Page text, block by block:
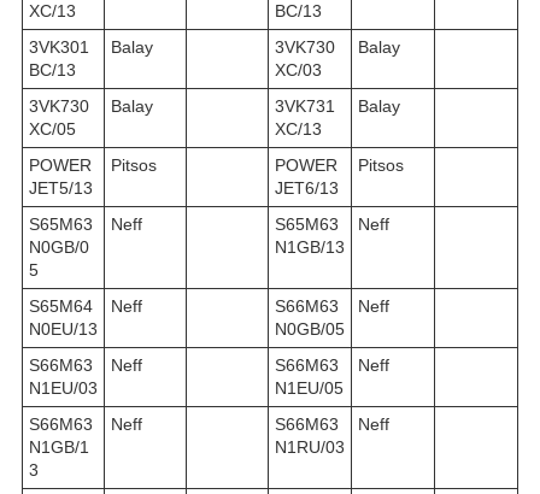
XC/13
BC/13
3VK301
BC/13
Balay
3VK730
XC/03
Balay
3VK730
XC/05
Balay
3VK731
XC/13
Balay
POWER
JET5/13
Pitsos
POWER
JET6/13
Pitsos
S65M63
N0GB/0
5
Neff
S65M63
N1GB/13
Neff
S65M64
N0EU/13
Neff
S66M63
N0GB/05
Neff
S66M63
N1EU/03
Neff
S66M63
N1EU/05
Neff
S66M63
N1GB/1
3
Neff
S66M63
N1RU/03
Neff